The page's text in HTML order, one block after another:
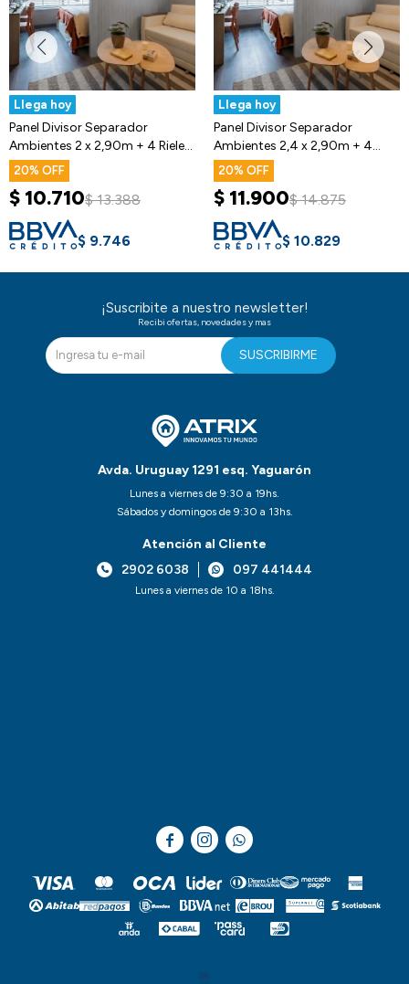
Llega hoy
Panel Divisor Separador
Ambientes 2 x 2,90m + 4 Rieles
3m
20
$ 10.710$ 13.388
$ 9.746
Llega hoy
Panel Divisor Separador
Ambientes 2,4 x 2,90m + 4
Rieles 3m
20
$ 11.900$ 14.875
$ 10.829
Avda. Uruguay 1291 esq. Yaguarón
Lunes a viernes de 9:30 a 19hs.
Sábados y domingos de 9:30 a 13hs.
Atención al Cliente
2902 6038
097 441444
Lunes a viernes de 10 a 18hs.
¡Suscribite a nuestro newsletter!
Recibi ofertas, novedades y mas
SUSCRIBIRME
  